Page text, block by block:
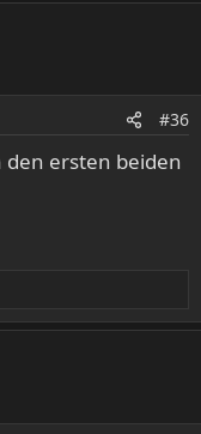
#36
den ersten beiden